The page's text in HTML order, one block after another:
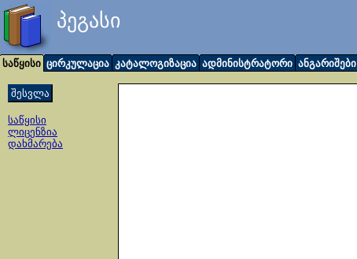
პეგასი
საწყისი ცირკულაცია კატალოგიზაცია ადმინისტრატორი ანგარიშები
საწყისი
ლიცენზია
დახმარება